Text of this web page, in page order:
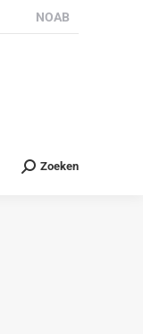
NOAB
Zoeken
Zoeken